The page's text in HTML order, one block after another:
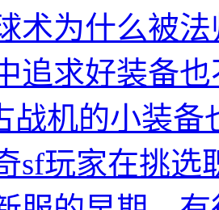
术为什么被
追求好装备
战机的小装
sf玩家在挑选